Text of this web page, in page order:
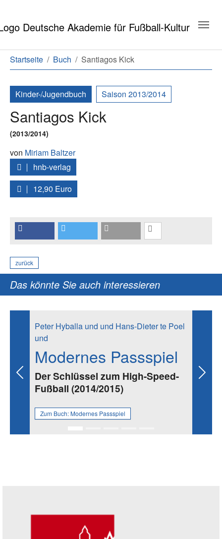
Sie sind hier:
Startseite Buch Santiagos Kick
Kinder-/Jugendbuch Saison 2013/2014
Santiagos Kick
(2013/2014)
von Miriam Baltzer
hnb-verlag
12,90 Euro
zurück
Das könnte Sie auch interessieren
Peter Hyballa und und Hans-Dieter te Poel
und
Modernes Passspiel
Der Schlüssel zum High-Speed-
Fußball (2014/2015)
Zum Buch:Modernes Passspiel
Previous Next